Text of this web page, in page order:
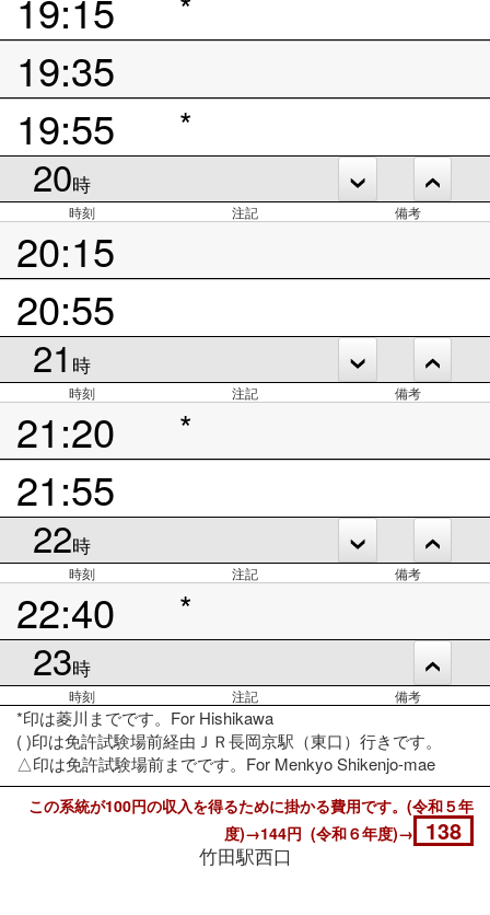
19:35
19:55
*
20時
時刻 注記 備考
20:15
20:55
21 時
時刻 注記 備考
21:20 *
21:55
22時
時刻 注記 備考
22:40 *
23時
時刻 注記 備考
*印は菱川までです。For Hishikawa
( )印は免許試験場前経由ＪＲ長岡京駅（東口）行きです。
△印は免許試験場前までです。For Menkyo Shikenjo-mae
この系統が100円の収入を得るために掛かる費用です。(令和５年
度)→144円 (令和６年度)→
138
竹田駅西口